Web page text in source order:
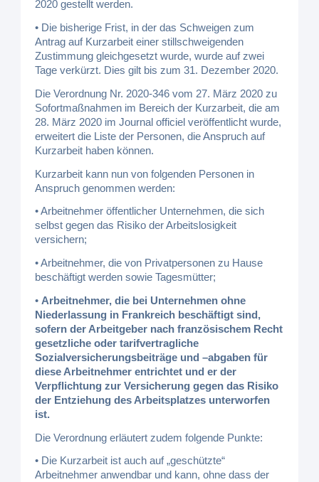
2020 gestellt werden.
• Die bisherige Frist, in der das Schweigen zum
Antrag auf Kurzarbeit einer stillschweigenden
Zustimmung gleichgesetzt wurde, wurde auf zwei
Tage verkürzt. Dies gilt bis zum 31. Dezember 2020.
Die Verordnung Nr. 2020-346 vom 27. März 2020 zu
Sofortmaßnahmen im Bereich der Kurzarbeit, die am
28. März 2020 im Journal officiel veröffentlicht wurde,
erweitert die Liste der Personen, die Anspruch auf
Kurzarbeit haben können.
Kurzarbeit kann nun von folgenden Personen in
Anspruch genommen werden:
• Arbeitnehmer öffentlicher Unternehmen, die sich
selbst gegen das Risiko der Arbeitslosigkeit
versichern;
• Arbeitnehmer, die von Privatpersonen zu Hause
beschäftigt werden sowie Tagesmütter;
• Arbeitnehmer, die bei Unternehmen ohne
Niederlassung in Frankreich beschäftigt sind,
sofern der Arbeitgeber nach französischem Recht
gesetzliche oder tarifvertragliche
Sozialversicherungsbeiträge und –abgaben für
diese Arbeitnehmer entrichtet und er der
Verpflichtung zur Versicherung gegen das Risiko
der Entziehung des Arbeitsplatzes unterworfen
ist.
Die Verordnung erläutert zudem folgende Punkte:
• Die Kurzarbeit ist auch auf „geschützte“
Arbeitnehmer anwendbar und kann, ohne dass der